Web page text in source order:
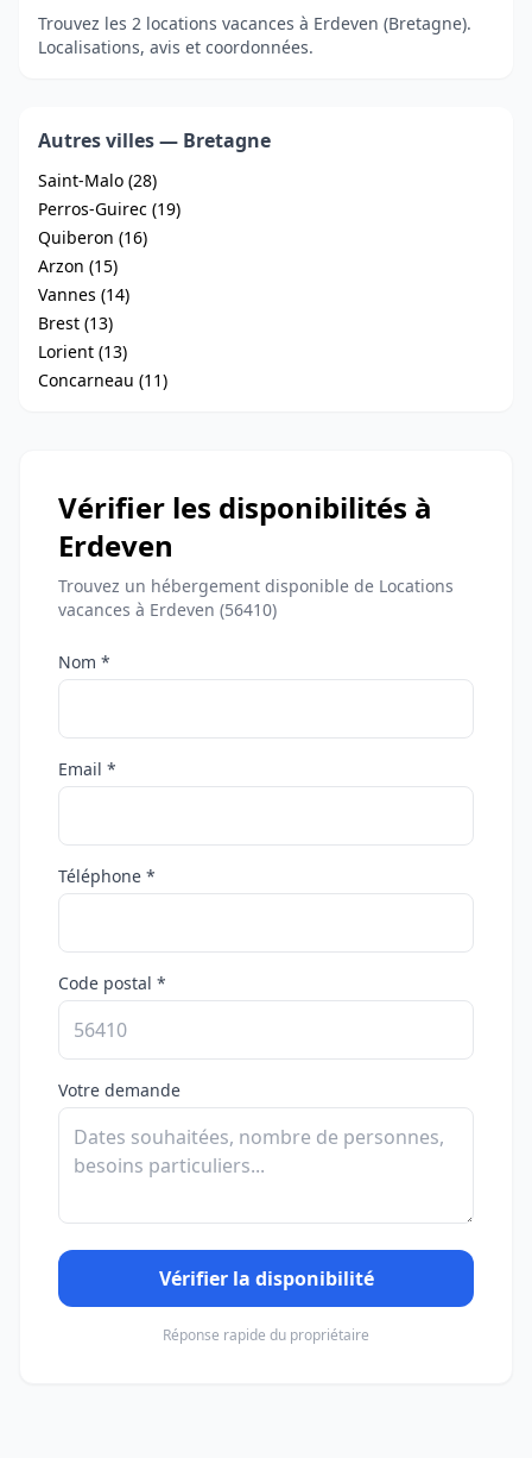
Trouvez les 2 locations vacances à Erdeven (Bretagne).
Localisations, avis et coordonnées.
Autres villes — Bretagne
Saint-Malo (28)
Perros-Guirec (19)
Quiberon (16)
Arzon (15)
Vannes (14)
Brest (13)
Lorient (13)
Concarneau (11)
Vérifier les disponibilités à
Erdeven
Trouvez un hébergement disponible de Locations
vacances à Erdeven (56410)
Nom *
Email *
Téléphone *
Code postal *
Votre demande
Vérifier la disponibilité
Réponse rapide du propriétaire